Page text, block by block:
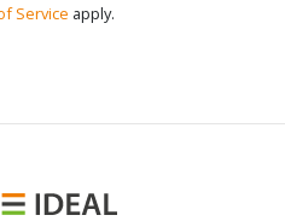
Service apply.